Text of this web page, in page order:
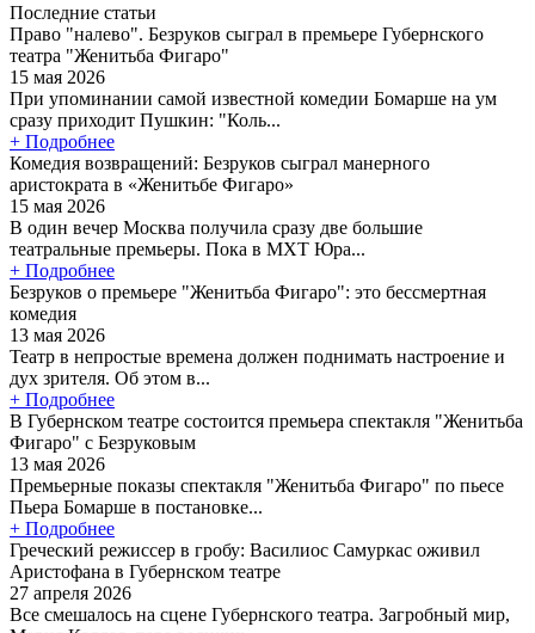
Последние статьи
Право "налево". Безруков сыграл в премьере Губернского
театра "Женитьба Фигаро"
15 мая 2026
При упоминании самой известной комедии Бомарше на ум
сразу приходит Пушкин: "Коль...
+ Подробнее
Комедия возвращений: Безруков сыграл манерного
аристократа в «Женитьбе Фигаро»
15 мая 2026
В один вечер Москва получила сразу две большие
театральные премьеры. Пока в МХТ Юра...
+ Подробнее
Безруков о премьере "Женитьба Фигаро": это бессмертная
комедия
13 мая 2026
Театр в непростые времена должен поднимать настроение и
дух зрителя. Об этом в...
+ Подробнее
В Губернском театре состоится премьера спектакля "Женитьба
Фигаро" с Безруковым
13 мая 2026
Премьерные показы спектакля "Женитьба Фигаро" по пьесе
Пьера Бомарше в постановке...
+ Подробнее
Греческий режиссер в гробу: Василиос Самуркас оживил
Аристофана в Губернском театре
27 апреля 2026
Все смешалось на сцене Губернского театра. Загробный мир,